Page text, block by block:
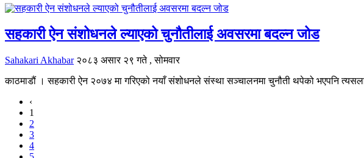
सहकारी ऐन संशोधनले ल्याएको चुनौतीलाई अवसरमा बदल्न जोड
Sahakari Akhabar २०८३ असार २९ गते , सोमवार
काठमाडौं । सहकारी ऐन २०७४ मा गरिएको नयाँ संशोधनले संस्था सञ्चालनमा चुनौती थपेको भएपनि
‹
1
2
3
4